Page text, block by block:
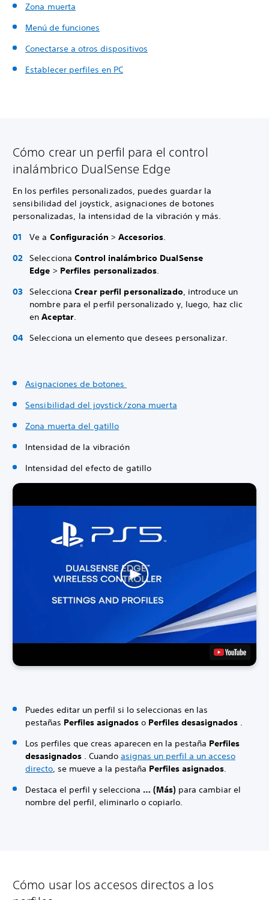
Zona muerta
Menú de funciones
Conectarse a otros dispositivos
Establecer perfiles en PC
Cómo crear un perfil para el control
inalámbrico DualSense Edge
En los perfiles personalizados, puedes guardar la
sensibilidad del joystick, asignaciones de botones
personalizadas, la intensidad de la vibración y más.
Ve a Configuración > Accesorios.
SeleccionaControl inalámbrico DualSense
Edge > Perfiles personalizados.
SeleccionaCrear perfil personalizado, introduce un
nombre para el perfil personalizado y, luego, haz clic
enAceptar.
Selecciona un elemento que desees personalizar.
Asignaciones de botones
Sensibilidad del joystick/zona muerta
Zona muerta del gatillo
Intensidad de la vibración
Intensidad del efecto de gatillo
Puedes editar un perfil si lo seleccionas en las
pestañas Perfiles asignados o Perfiles desasignados
Los perfiles que creas aparecen en la pestaña Perfiles
desasignados . Cuando asignas un perfil a un acceso
directo , se mueve a la pestaña Perfiles asignados
Destaca el perfil y selecciona … (Más) para cambiar el
nombre del perfil, eliminarlo o copiarlo.
Cómo usar los accesos directos a los